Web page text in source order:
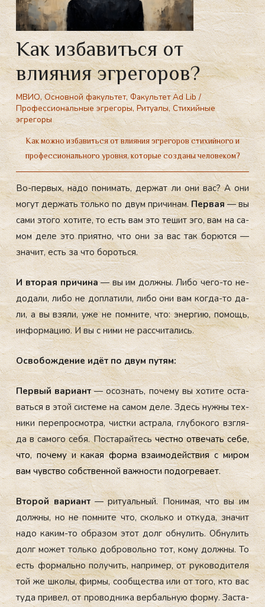
Как избавиться от
влияния эгрегоров?
МВИО,Основной факультет,Факультет Ad Lib/
Профессиональные эгрегоры,Ритуалы,Стихийные
эгрегоры
Как можно избавиться от влияния эгрегоров стихийного и
профессионального уровня, которые созданы человеком?
Во-пер­вых, на­до по­нимать, дер­жат ли они вас? А они
мо­гут дер­жать толь­ко по двум при­чинам.Пер­вая— вы
са­ми это­го хо­тите, то есть вам это те­шитэго, вам на са­
мом де­ле это при­ят­но, что они за вас так бо­рют­ся —
зна­чит, есть за что бо­роть­ся.
И вто­рая при­чина— вы им дол­жны. Ли­бо че­го-то не­
дода­ли, ли­бо не доп­ла­тили, ли­бо они вам ког­да-то да­
ли, а вы взя­ли, уже не пом­ни­те, что: энер­гию, по­мощь,
ин­форма­цию. И вы с ни­ми не рас­счи­тались.
Ос­во­бож­де­ние идёт по двум пу­тям:
Пер­вый ва­ри­ант— осоз­нать, по­чему вы хо­тите ос­та­
вать­ся в этой сис­те­ме на са­мом де­ле. Здесь нуж­ны тех­
ни­ки пе­реп­росмот­ра, чис­тки ас­тра­ла, глу­боко­го взгля­
да в са­мого се­бя. Пос­та­рай­тесьчес­тно от­ве­чать се­бе,
что, по­чему и ка­кая фор­ма вза­имо­дей­ствия с ми­ром
вам чувс­тво собс­твен­ной важ­ности по­дог­ре­ва­ет.
Вто­рой ва­ри­ант— ри­ту­аль­ный. По­нимая, что вы им
дол­жны, но не пом­ни­те что, сколь­ко и от­ку­да, зна­чит
на­до ка­ким-то об­ра­зом этот долг об­ну­лить. Об­ну­лить
долг мо­жет толь­ко доб­ро­воль­но тот, ко­му дол­жны. То
есть фор­маль­но по­лучить, нап­ри­мер, от ру­ково­дите­ля
той же шко­лы, фир­мы, со­об­щес­тва или от то­го, кто вас
ту­да при­вел, от про­вод­ни­ка вер­баль­ную фор­му. Зас­та­